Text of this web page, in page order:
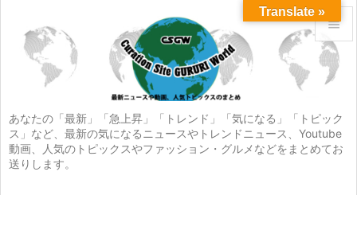
あなたの「最新」「急上昇」「トレンド」「気になる」「トピック
ス」など、最新の気になるニュースやトレンドニュース、Youtube
動画、人気のトピックスやファッション・グルメなどをまとめてお
送りします。


メニュ
サイド

前へ
Translate »